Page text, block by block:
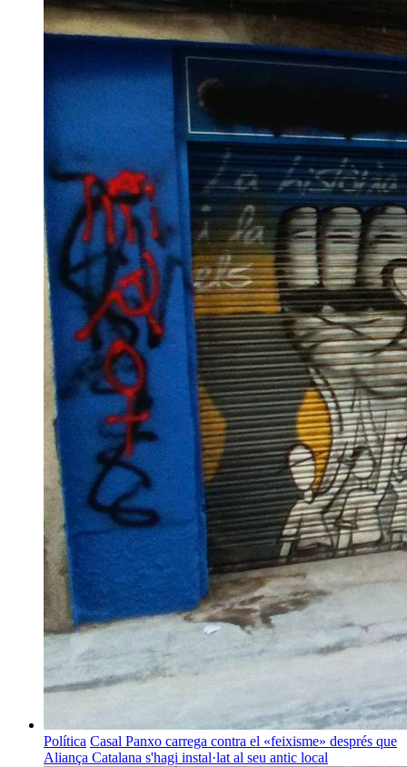
Política Casal Panxo carrega contra el «feixisme» després que
Aliança Catalana s'hagi instal·lat al seu antic local